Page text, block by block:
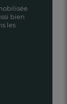
bien
les